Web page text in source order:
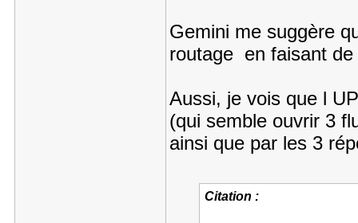
Gemini me suggère
routage en faisant
Aussi, je vois que l
(qui semble ouvrir 3
ainsi que par les 3
Citation :